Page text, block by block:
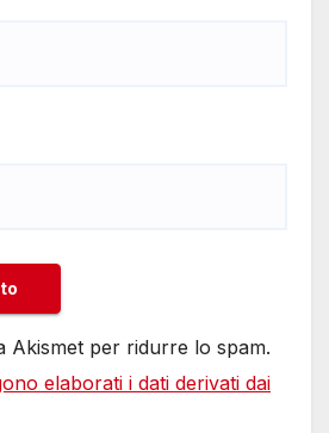
Akismet per ridurre lo spam.
elaborati i dati derivati dai